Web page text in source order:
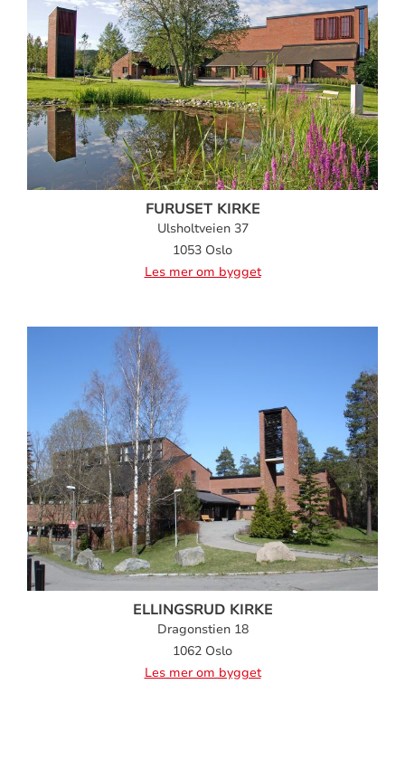
FURUSET KIRKE
Ulsholtveien 37
1053 Oslo
Les mer om bygget
ELLINGSRUD KIRKE
Dragonstien 18
1062 Oslo
Les mer om bygget